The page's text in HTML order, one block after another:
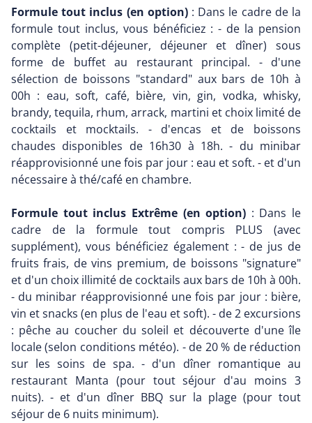
Formule tout inclus (en option): Dans le cadre de la
formule tout inclus, vous bénéficiez : - de la pension
complète (petit-déjeuner, déjeuner et dîner) sous
forme de buffet au restaurant principal. - d'une
sélection de boissons "standard" aux bars de 10h à
00h : eau, soft, café, bière, vin, gin, vodka, whisky,
brandy, tequila, rhum, arrack, martini et choix limité de
cocktails et mocktails. - d'encas et de boissons
chaudes disponibles de 16h30 à 18h. - du minibar
réapprovisionné une fois par jour : eau et soft. - et d'un
nécessaire à thé/café en chambre.
Formule tout inclus Extrême (en option) : Dans le
cadre de la formule tout compris PLUS (avec
supplément), vous bénéficiez également : - de jus de
fruits frais, de vins premium, de boissons "signature"
et d'un choix illimité de cocktails aux bars de 10h à 00h.
- du minibar réapprovisionné une fois par jour : bière,
vin et snacks (en plus de l'eau et soft). - de 2 excursions
: pêche au coucher du soleil et découverte d'une île
locale (selon conditions météo). - de 20 % de réduction
sur les soins de spa. - d'un dîner romantique au
restaurant Manta (pour tout séjour d'au moins 3
nuits). - et d'un dîner BBQ sur la plage (pour tout
séjour de 6 nuits minimum).